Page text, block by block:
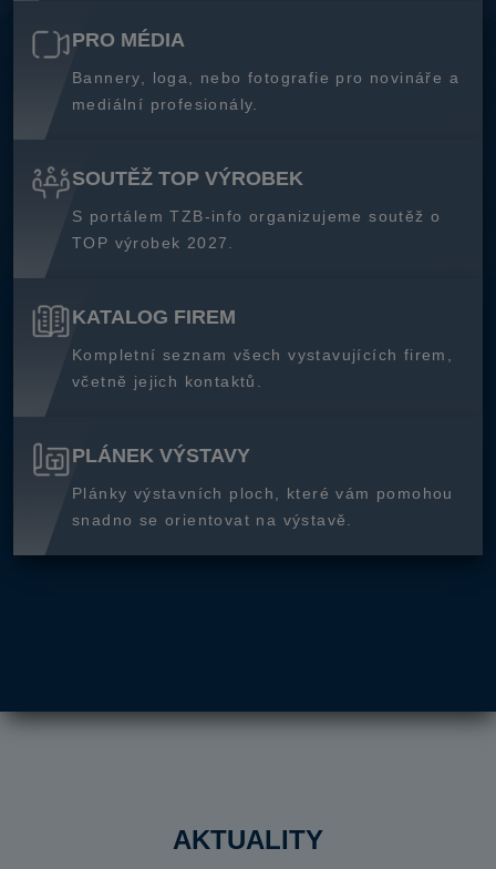
PRO MÉDIA
Bannery, loga, nebo fotografie pro novináře a
mediální profesionály.
SOUTĚŽ TOP VÝROBEK
S portálem TZB-info organizujeme soutěž o
TOP výrobek 2027.
KATALOG FIREM
Kompletní seznam všech vystavujících firem,
včetně jejich kontaktů.
PLÁNEK VÝSTAVY
Plánky výstavních ploch, které vám pomohou
snadno se orientovat na výstavě.
AKTUALITY